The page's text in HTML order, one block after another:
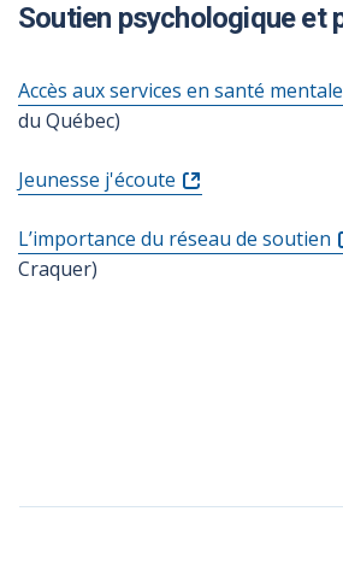
Soutien psychologique et
Accès aux services en santé mentale
du Québec)
Jeunesse j'écoute
L’importance du réseau de soutien
Craquer)